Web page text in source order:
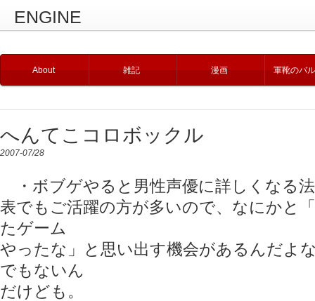
ENGINE
About 雑記 漫画 軍靴のバ
へんてこコロボックル
2007-07/28
・ボブゲやると男性声優に詳しくなる
表でもご活躍の方が多いので、なにかと
たゲーム
やったな」と思い出す機会があるんだよ
でもないん
だけども。